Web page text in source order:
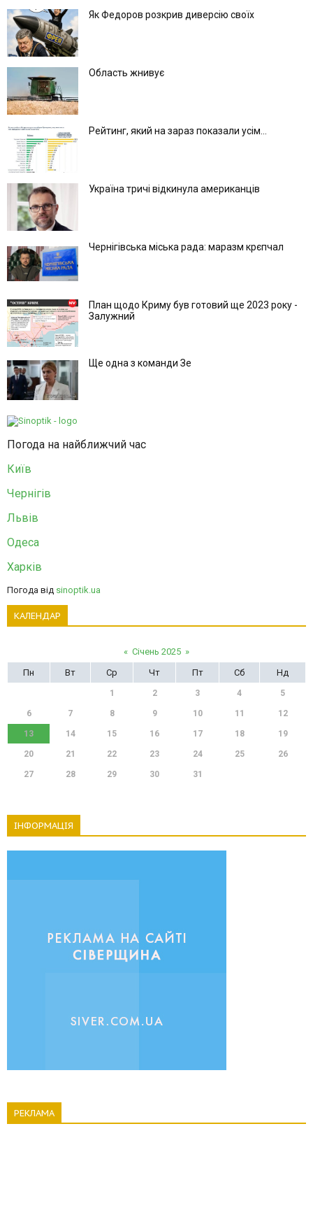
Як Федоров розкрив диверсію своїх
Область жнивує
Рейтинг, який на зараз показали усім...
Україна тричі відкинула американців
Чернігівська міська рада: маразм крєпчал
План щодо Криму був готовий ще 2023 року -
Залужний
Ще одна з команди Зе
Погода на найближчий час
Київ
Чернігів
Львів
Одеса
Харків
Погода від sinoptik.ua
КАЛЕНДАР
« Січень 2025 »
Пн
Вт Ср Чт Пт Сб Нд
1 2 3 4 5
6 7 8 9 10 11 12
13 14 15 16 17 18 19
20 21 22 23 24 25 26
27 28 29 30 31
ІНФОРМАЦІЯ
РЕКЛАМА